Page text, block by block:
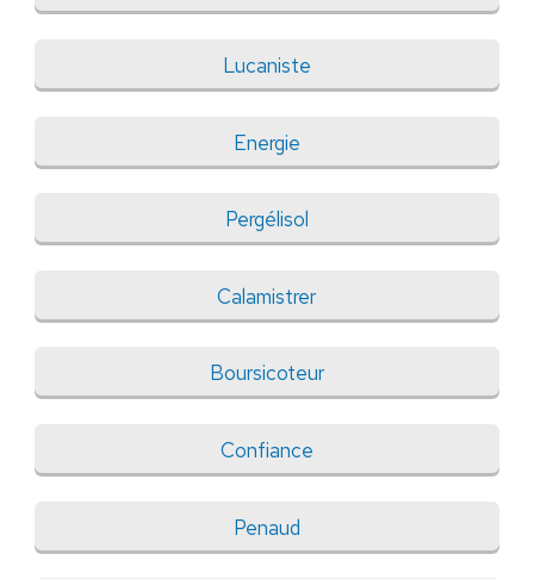
Lucaniste
Energie
Pergélisol
Calamistrer
Boursicoteur
Confiance
Penaud